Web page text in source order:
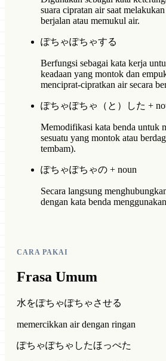
suara cipratan air saat
berjalan atau memukul air.
ぽちゃぽちゃする
Berfungsi sebagai kata kerja
keadaan yang montok dan
menciprat-cipratkan air secara
ぽちゃぽちゃ（と）した +
Memodifikasi kata benda untuk
sesuatu yang montok atau
tembam).
ぽちゃぽちゃの + noun
Secara langsung
dengan kata benda
CARA PAKAI
Frasa Umum
水をぽちゃぽちゃさせる
memercikkan air dengan ringan
ぽちゃぽちゃしたほっぺた